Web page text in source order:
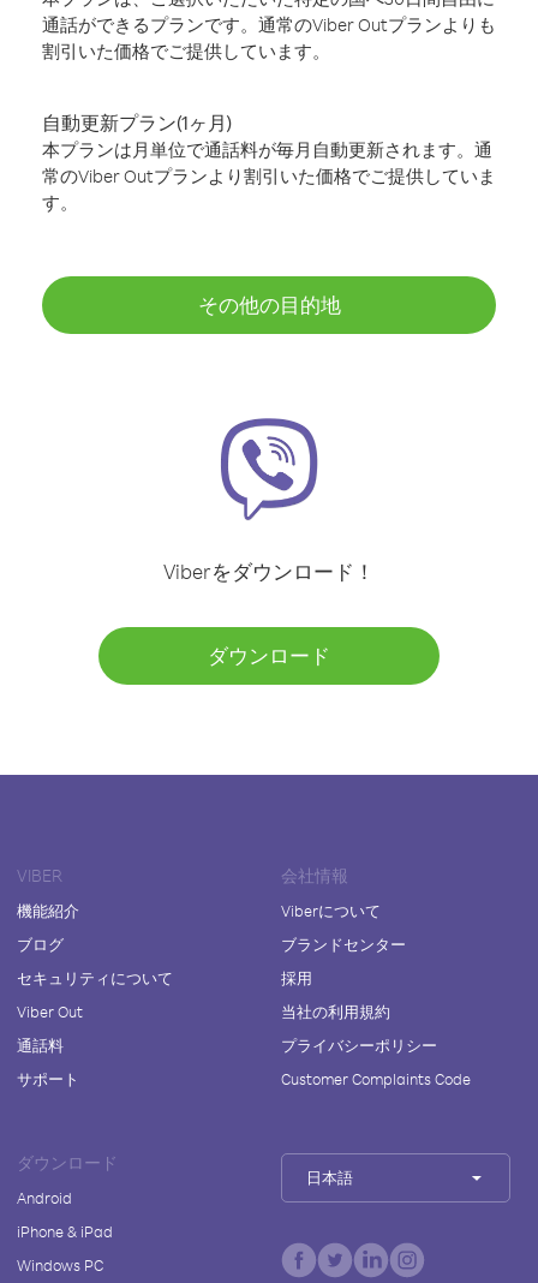
通話ができるプランです。通常のViber Outプランよりも
割引いた価格でご提供しています。
自動更新プラン(1ヶ月)
本プランは月単位で通話料が毎月自動更新されます。通
常のViber Outプランより割引いた価格でご提供していま
す。
その他の目的地
Viberをダウンロード！
ダウンロード
VIBER
機能紹介
ブログ
セキュリティについて
Viber Out
通話料
サポート
会社情報
Viberについて
ブランドセンター
採用
当社の利用規約
プライバシーポリシー
Customer Complaints Code
ダウンロード
Android
iPhone & iPad
Windows PC
日本語